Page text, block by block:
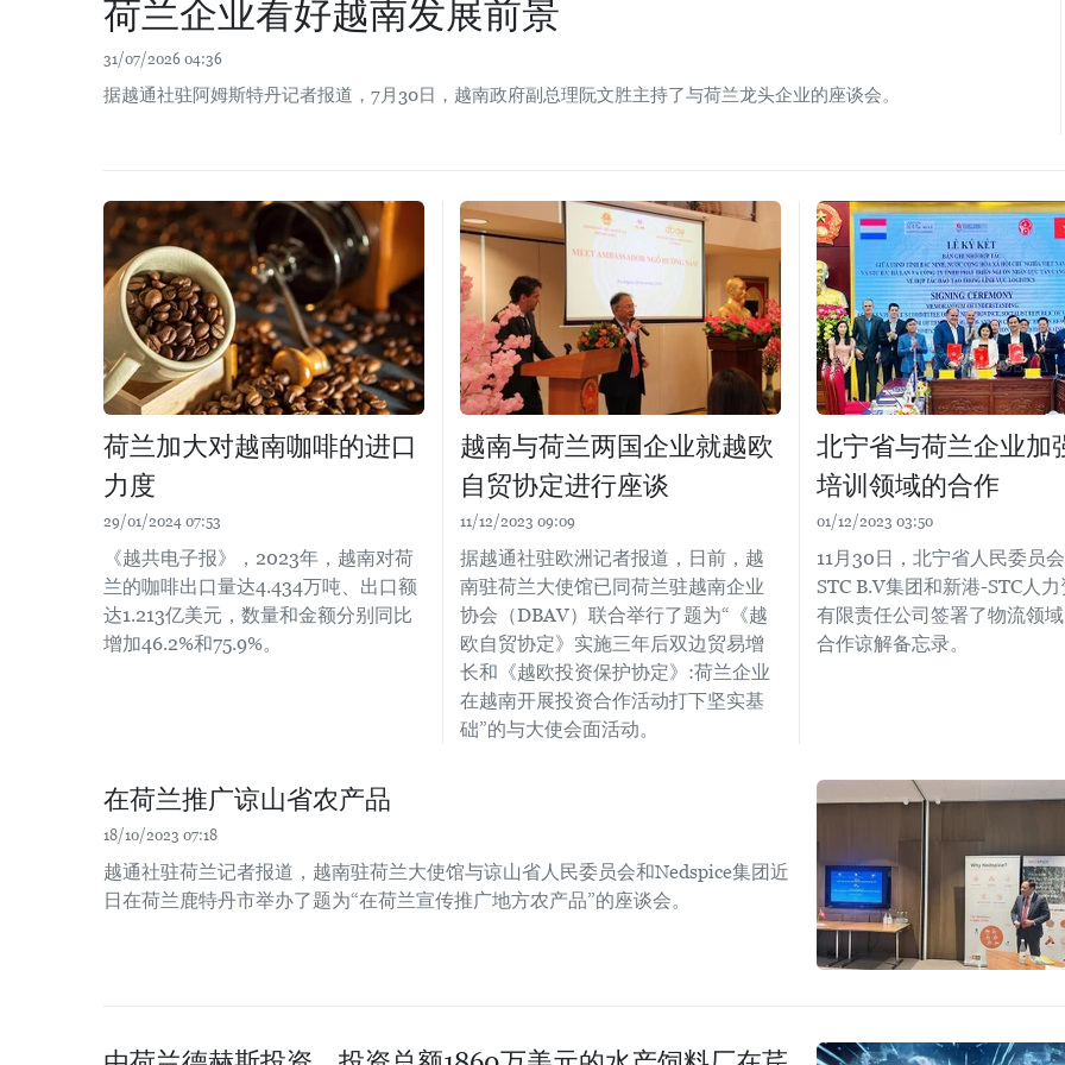
荷兰企业看好越南发展前景
31/07/2026 04:36
据越通社驻阿姆斯特丹记者报道，7月30日，越南政府副总理阮文胜主持了与荷兰龙头企业的座谈会。
荷兰加大对越南咖啡的进口
力度
29/01/2024 07:53
《越共电子报》，2023年，越南对荷
兰的咖啡出口量达4.434万吨、出口额
达1.213亿美元，数量和金额分别同比
增加46.2%和75.9%。
越南与荷兰两国企业就越欧
自贸协定进行座谈
11/12/2023 09:09
据越通社驻欧洲记者报道，日前，越
南驻荷兰大使馆已同荷兰驻越南企业
协会（DBAV）联合举行了题为“《越
欧自贸协定》实施三年后双边贸易增
长和《越欧投资保护协定》:荷兰企业
在越南开展投资合作活动打下坚实基
础”的与大使会面活动。
北宁省与荷兰企业加
培训领域的合作
01/12/2023 03:50
11月30日，北宁省人民委员
STC B.V集团和新港-STC人
有限责任公司签署了物流领
合作谅解备忘录。
在荷兰推广谅山省农产品
18/10/2023 07:18
越通社驻荷兰记者报道，越南驻荷兰大使馆与谅山省人民委员会和Nedspice集团近
日在荷兰鹿特丹市举办了题为“在荷兰宣传推广地方农产品”的座谈会。